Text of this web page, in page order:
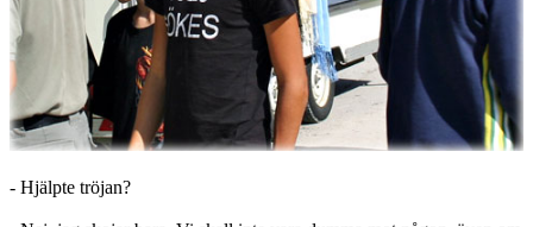
- Hjälpte tröjan?